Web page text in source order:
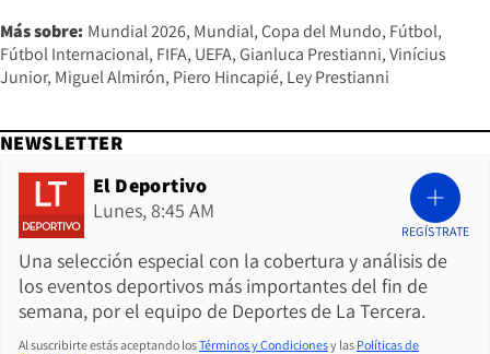
Más sobre: Mundial 2026 Mundial Copa del Mundo Fútbol
Fútbol Internacional FIFA UEFA Gianluca Prestianni Vinícius
Junior Miguel Almirón Piero Hincapié Ley Prestianni
NEWSLETTER
El Deportivo
Lunes, 8:45 AM
Una selección especial con la cobertura y análisis de
los eventos deportivos más importantes del fin de
semana, por el equipo de Deportes de La Tercera.
REGÍSTRATE
Al suscribirte estás aceptando losTérminos y Condicionesy las Políticas de